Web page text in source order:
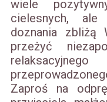
wiele
cielesnych,
doznania
przeżyć
Zaproś na